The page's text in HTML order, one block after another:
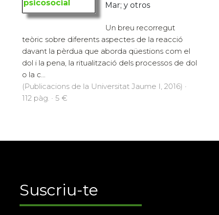
Mar; y otros
Un breu recorregut
teòric sobre diferents aspectes de la reacció
davant la pèrdua que aborda qüestions com el
dol i la pena, la ritualització dels processos de dol
o la c...
(Publicacions de la Universitat Jaume I, 2016) ·
112 pàg. · 5 €
Suscriu-te